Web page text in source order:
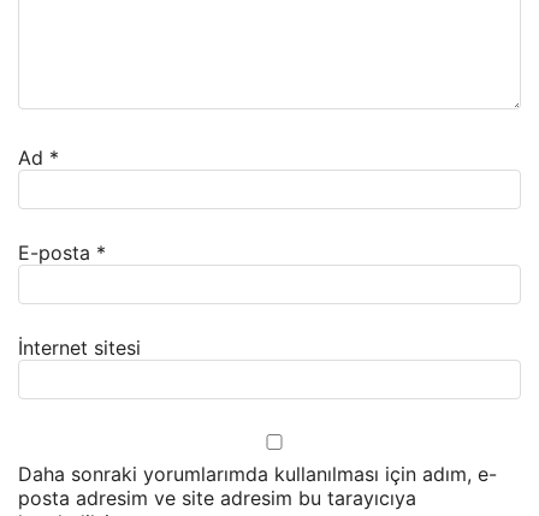
Ad *
E-posta *
İnternet sitesi
Daha sonraki yorumlarımda kullanılması için adım, e-
posta adresim ve site adresim bu tarayıcıya